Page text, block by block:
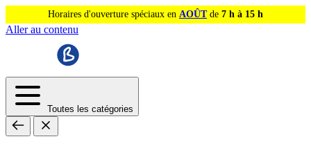
Horaires d'ouverture spéciaux en AOÛTde 7 h à 15 h
Aller au contenu
Toutes les catégories